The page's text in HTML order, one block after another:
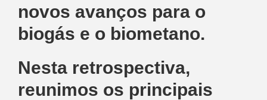
novos avanços para o
biogás e o biometano.
Nesta retrospectiva,
reunimos os principais